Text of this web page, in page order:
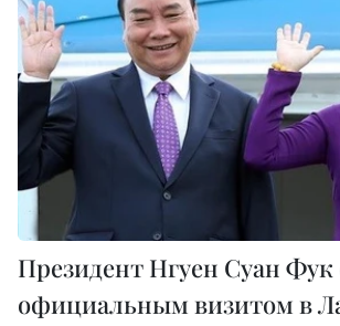
Президент Нгуен Суан Фук
официальным визитом в